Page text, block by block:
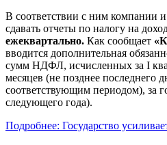
В соответствии с ним компании
сдавать отчеты по налогу на
ежеквартально. Как сообщает
вводится дополнительная
сумм НДФЛ, исчисленных за I
месяцев (не позднее последнего
соответствующим периодом), за
следующего года).
Подробнее: Государство